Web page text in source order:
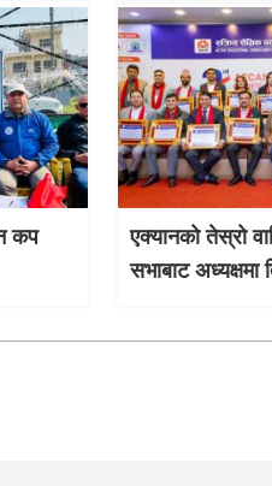
कप
एक्यानको तेस्रो
सभाबाट अध्यक्षमा